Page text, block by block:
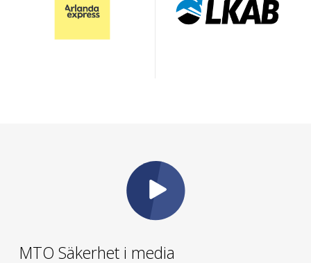
MTO Säkerhet i media